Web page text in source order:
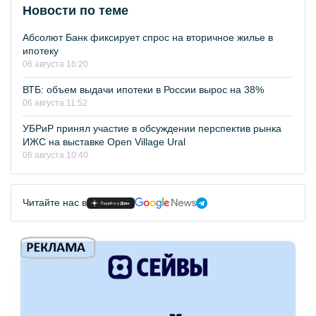
Новости по теме
Абсолют Банк фиксирует спрос на вторичное жилье в
ипотеку
06 августа 16:20
ВТБ: объем выдачи ипотеки в России вырос на 38%
06 августа 11:52
УБРиР принял участие в обсуждении перспектив рынка
ИЖС на выставке Open Village Ural
06 августа 10:40
Читайте нас в